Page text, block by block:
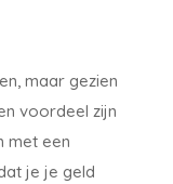
maar gezien
voordeel zijn
met een
je je geld